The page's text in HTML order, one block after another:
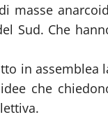
masse
Sud. Che
in assemblea
che